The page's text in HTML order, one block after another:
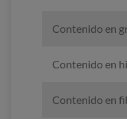
Contenido en
Contenido en
Contenido en